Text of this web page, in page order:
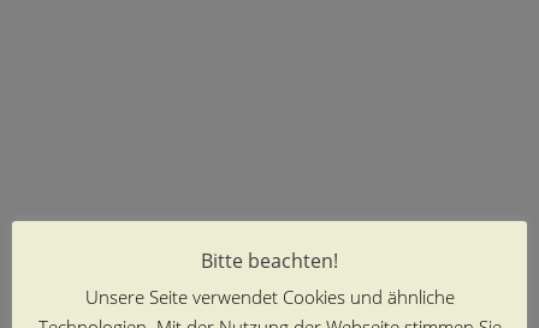
Bitte beachten!
Unsere Seite verwendet Cookies und ähnliche